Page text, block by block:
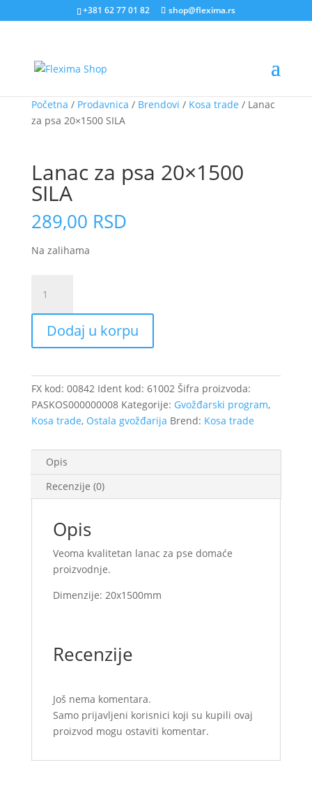
+381 62 77 01 82 shop@flexima.rs
Početna / Prodavnica / Brendovi / Kosa trade / Lanac
za psa 20×1500 SILA
Lanac za psa 20×1500
SILA
289,00 RSD
Na zalihama
psa
20x1500
SILA
Dodaj u korpu
FX kod: 00842 Ident kod: 61002 Šifra proizvoda:
PASKOS000000008 Kategorije: Gvožđarski program,
Kosa trade, Ostala gvožđarija Brend: Kosa trade
Opis
Recenzije (0)
Opis
Veoma kvalitetan lanac za pse domaće
proizvodnje.
Dimenzije: 20x1500mm
Recenzije
Još nema komentara.
Samo prijavljeni korisnici koji su kupili ovaj
proizvod mogu ostaviti komentar.